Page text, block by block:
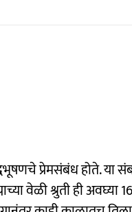
प्रेमसंबंध होते. या
वेळी श्रुती ही अवघ्या 16